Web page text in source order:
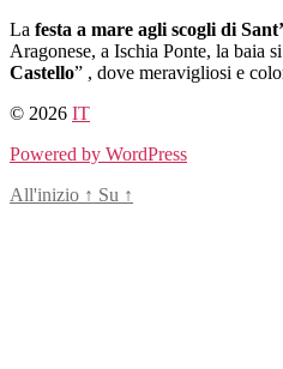
Salta
al
contenuto
La festa a mare agli scogli di
Aragonese, a Ischia Ponte, la baia
Castello” , dove meravigliosi e
© 2026 IT
Powered by WordPress
All'inizio ↑ Su ↑